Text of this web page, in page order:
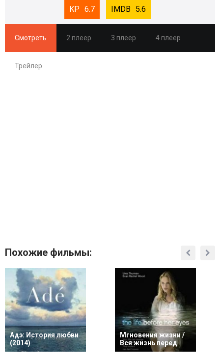
6.7 5.6
Смотреть 2 плеер 3 плеер 4 плеер
Трейлер
Похожие фильмы:
Адэ: История любви
(2014)
Мгновения жизни /
Вся жизнь перед